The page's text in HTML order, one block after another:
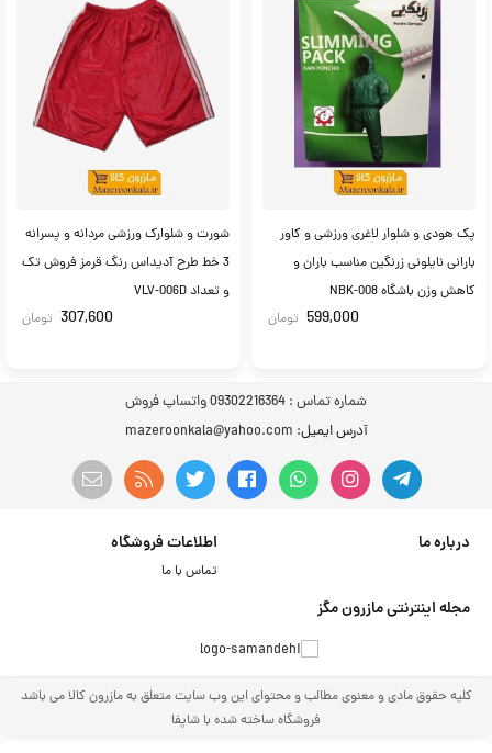
پک هودی و شلوار لاغری ورزشی و کاور
بارانی نایلونی زرنگین مناسب باران و
کاهش وزن باشگاه NBK-008
599,000 تومان
شورت و شلوارک ورزشی مردانه و پسرانه
3 خط طرح آدیداس رنگ قرمز فروش تک
و تعداد VLV-006D
307,600 تومان
شماره تماس : 09302216364 واتساپ فروش
آدرس ایمیل: mazeroonkala@yahoo.com
درباره ما اطلاعات فروشگاه
تماس با ما
مجله اینترنتی مازرون مگز
کلیه حقوق مادی و معنوی مطالب و محتوای این وب سایت متعلق به مازرون کالا می باشد
فروشگاه ساخته شده با شاپفا